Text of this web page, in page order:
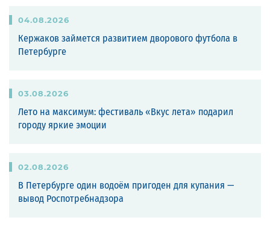
04.08.2026
Кержаков займется развитием дворового футбола в
Петербурге
03.08.2026
Лето на максимум: фестиваль «Вкус лета» подарил
городу яркие эмоции
02.08.2026
В Петербурге один водоём пригоден для купания —
вывод Роспотребнадзора